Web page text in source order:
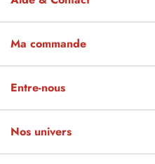
Ma commande
Entre-nous
Nos univers